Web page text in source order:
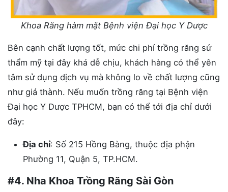
Khoa Răng hàm mặt Bệnh viện Đại học Y Dược
Bên cạnh chất lượng tốt, mức chi phí trồng răng sứ
thẩm mỹ tại đây khá dễ chịu, khách hàng có thể yên
tâm sử dụng dịch vụ mà không lo về chất lượng cũng
như giá thành. Nếu muốn trồng răng tại Bệnh viện
Đại học Y Dược TPHCM, bạn có thể tới địa chỉ dưới
đây:
Địa chỉ: Số 215 Hồng Bàng, thuộc địa phận
Phường 11, Quận 5, TP.HCM.
#4. Nha Khoa Trồng Răng Sài Gòn